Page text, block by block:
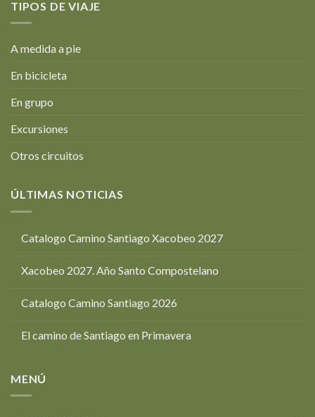
TIPOS DE VIAJE
A medida a pie
En bicicleta
En grupo
Excursiones
Otros circuitos
ÚLTIMAS NOTICIAS
Catalogo Camino Santiago Xacobeo 2027
Xacobeo 2027. Año Santo Compostelano
Catalogo Camino Santiago 2026
El camino de Santiago en Primavera
MENÚ